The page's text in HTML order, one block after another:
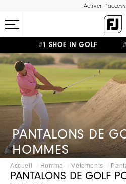
Activer
#1 SHOE IN GOLF #1
LIVRAISON OFFERTEDÈS 99€+
PANTALONS DE
HOMMES
Accueil Homme Vêtements
PANTALONS DE GOLF